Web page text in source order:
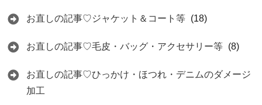
お直しの記事♡ジャケット＆コート等 (18)
お直しの記事♡毛皮・バッグ・アクセサリー等 (8)
お直しの記事♡ひっかけ・ほつれ・デニムのダメージ
加工